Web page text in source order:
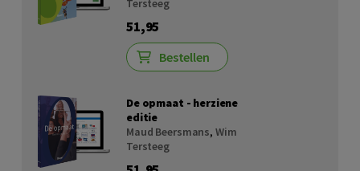
Tersteeg
51,95
Bestellen
De opmaat - herziene
editie
Maud Beersmans, Wim
Tersteeg